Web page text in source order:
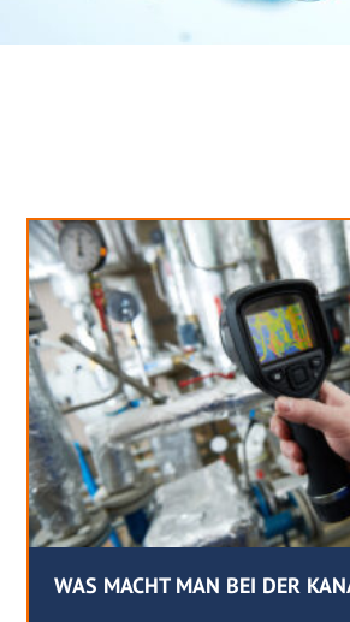
WAS MACHT MAN BEI DER